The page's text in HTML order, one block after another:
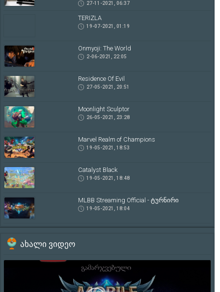
27-11-2021, 06:37
TERIZLA
19-07-2021, 01:19
Onmyoji: The World
2-06-2021, 22:05
Residence Of Evil
27-05-2021, 20:51
Moonlight Sculptor
26-05-2021, 23:28
Marvel Realm of Champions
19-05-2021, 18:53
Catalyst Black
19-05-2021, 18:48
MLBB Streaming Official - ტურნირი
19-05-2021, 18:04
ახალი ვიდეო